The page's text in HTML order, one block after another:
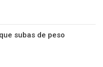
subas de peso